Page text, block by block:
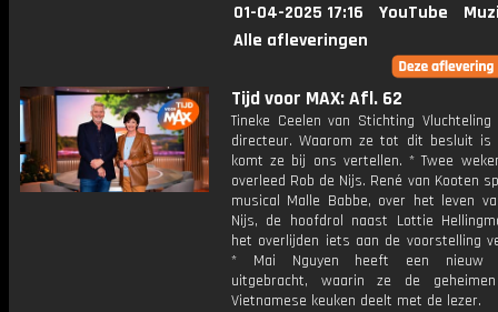
01-04-2025 17:16 YouTube
Alle afleveringen
Tijd voor MAX: Afl. 62
Tineke Ceelen van Stichting
directeur. Waarom ze tot dit besluit is
komt ze bij ons vertellen. * Twee
overleed Rob de Nijs. René van Kooten
musical Malle Babbe, over het leven
Nijs, de hoofdrol naast Lottie
het overlijden iets aan de voorstelling
* Mai Nguyen heeft een nieuw
uitgebracht, waarin ze de
Vietnamese keuken deelt met de lezer.